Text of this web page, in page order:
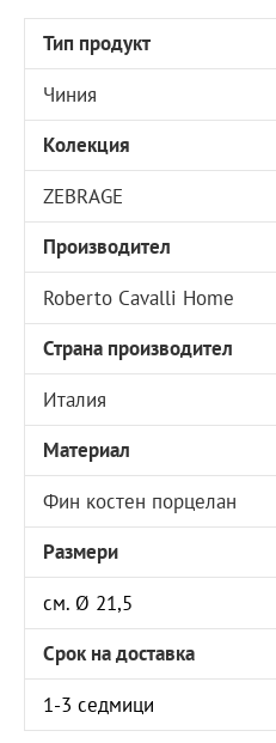
Тип продукт
Чиния
Колекция
ZEBRAGE
Производител
Roberto Cavalli Home
Страна производител
Италия
Материал
Фин костен порцелан
Размери
см. Ø 21,5
Срок на доставка
1-3 седмици